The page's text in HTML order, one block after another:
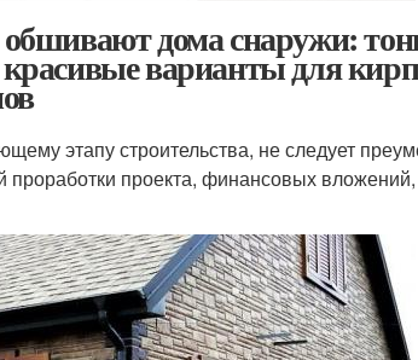
дома снаружи:
варианты для
этапу строительства, не следует
проработки проекта, финансовых